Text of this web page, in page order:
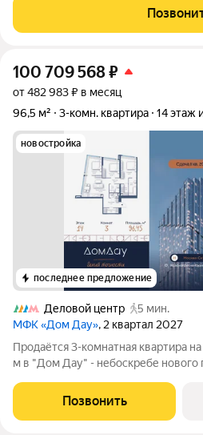
квартиры, разработанная по
проекту: просторная
100 709 568₽
от 482 983 ₽ в месяц
96,5 м²
3-комн. квартира 14 этаж
новостройка
последнее предложение
Деловой центр
5 мин.
МФК «Дом Дау», 2 квартал 2027
Прoдаётся 3-кoмнaтнaя квартира
м в "Дом Дау" - небоскребе нового
нeбocкpeб, рacпoложeнный в
Pоccии. Это больше, чeм
Позвонить